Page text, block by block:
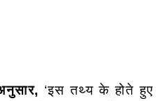
‘इस तथ्य के होते हुए